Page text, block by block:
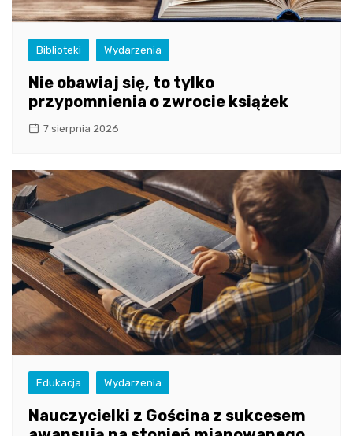
Biblioteki Wydarzenia
Nie obawiaj się, to tylko
przypomnienia o zwrocie książek
7 sierpnia 2026
Edukacja Wydarzenia
Nauczycielki z Gościna z sukcesem